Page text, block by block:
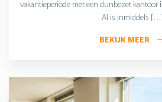
vakantieperiode met een dunbezet kantoor
AI is inmiddels […]
BEKIJK MEER